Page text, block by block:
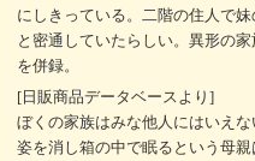
にしきっている。二階の住人で
と密通していたらしい。異形の
を併録。
[日販商品データベースより]
ぼくの家族はみな他人にはいえ
姿を消し箱の中で眠るという母